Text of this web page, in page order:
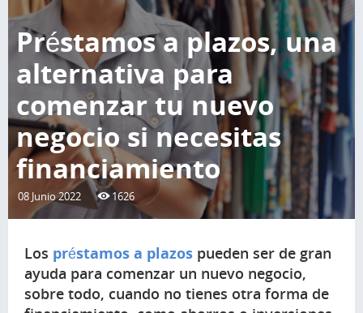
Préstamos a plazos, una
alternativa para
comenzar tu nuevo
negocio si necesitas
financiamiento
08 Junio 2022 1626
Los préstamos a plazos pueden ser de gran
ayuda para comenzar un nuevo negocio,
sobre todo, cuando no tienes otra forma de